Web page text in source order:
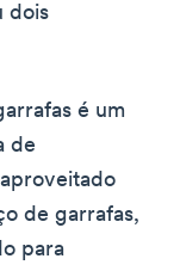
dois
é um
de
de garrafas,
para